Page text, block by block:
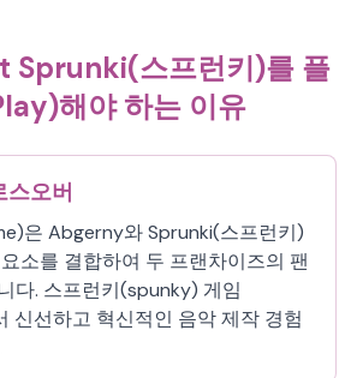
Sprunki(스프런키)를 플
해야 하는 이유
스오버
은 Abgerny와 Sprunki(스프런키)
소를 결합하여 두 프랜차이즈의 팬
다. 스프런키(spunky) 게임
신선하고 혁신적인 음악 제작 경험